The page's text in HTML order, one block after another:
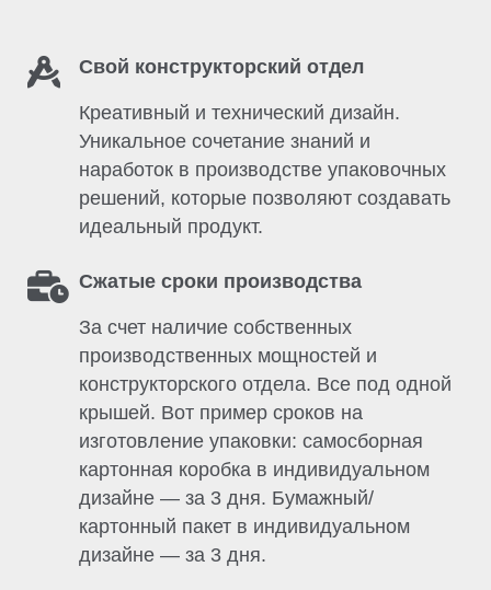
Свой конструкторский отдел
Креативный и технический дизайн.
Уникальное сочетание знаний и
наработок в производстве упаковочных
решений, которые позволяют создавать
идеальный продукт.
Сжатые сроки производства
За счет наличие собственных
производственных мощностей и
конструкторского отдела. Все под одной
крышей. Вот пример сроков на
изготовление упаковки: самосборная
картонная коробка в индивидуальном
дизайне — за 3 дня. Бумажный/
картонный пакет в индивидуальном
дизайне — за 3 дня.